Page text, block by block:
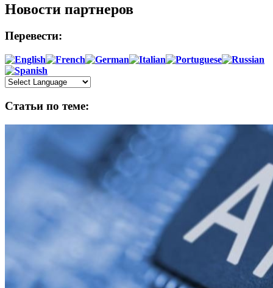
Новости партнеров
Перевести:
Статьи по теме: